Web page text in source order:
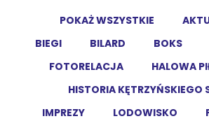
POKAŻ WSZYSTKIE
BIEGI
BILARD BOKS
FOTORELACJA
HALOWA
HISTORIA KĘTRZYŃSKIEGO
IMPREZY
LODOWISKO